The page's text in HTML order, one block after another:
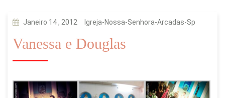
Janeiro 14 , 2012 Igreja-Nossa-Senhora-Arcadas-Sp
Vanessa e Douglas